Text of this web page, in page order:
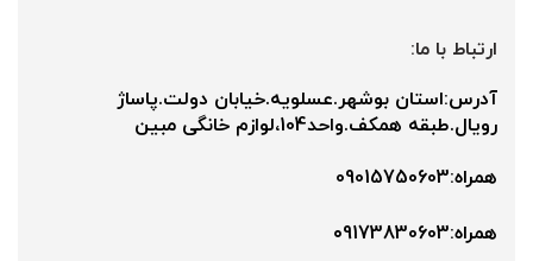
ارتباط با ما:
آدرس:استان بوشهر.عسلویه.خیابان دولت.پاساژ
رویال.طبقه همکف.واحد104،لوازم خانگی مبین
همراه:09015750603
همراه:۰9173830603